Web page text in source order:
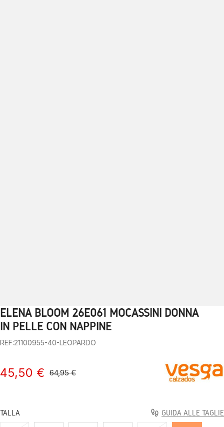
2 3 4 5 6 7 8 9 10
ELENA BLOOM 26E061 MOCASSINI DONNA
IN PELLE CON NAPPINE
REF:21100955-40-LEOPARDO
45,50 € 64,95 €
TALLA GUIDA ALLE TAGLIE